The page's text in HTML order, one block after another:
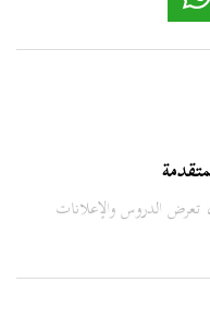
الدروس والإعلانات